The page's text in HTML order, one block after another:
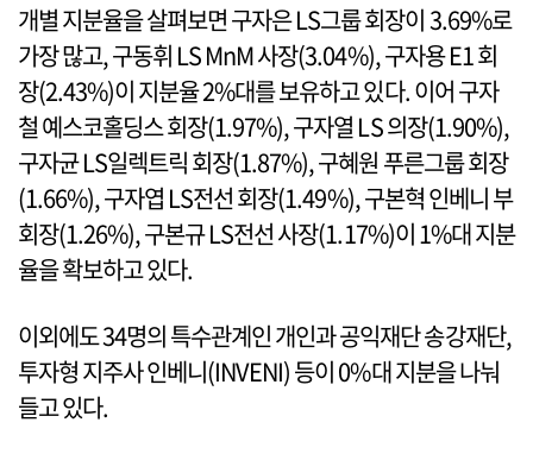
개별 지분율을 살펴보면 구자은 LS그룹 회장이 3.69%로
가장 많고, 구동휘 LS MnM 사장(3.04%), 구자용 E1 회
장(2.43%)이 지분율 2%대를 보유하고 있다. 이어 구자
철 예스코홀딩스 회장(1.97%), 구자열 LS 의장(1.90%),
구자균 LS일렉트릭 회장(1.87%), 구혜원 푸른그룹 회장
(1.66%), 구자엽 LS전선 회장(1.49%), 구본혁 인베니 부
회장(1.26%), 구본규 LS전선 사장(1.17%)이 1%대 지분
율을 확보하고 있다.
이외에도 34명의 특수관계인 개인과 공익재단 송강재단,
투자형 지주사 인베니(INVENI) 등이 0%대 지분을 나눠
들고 있다.